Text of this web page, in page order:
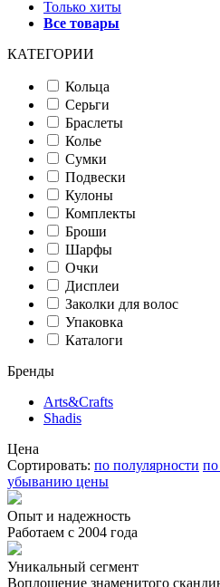
Только хиты
Все товары
КАТЕГОРИИ
Кольца
Серьги
Браслеты
Колье
Сумки
Подвески
Кулоны
Комплекты
Броши
Шарфы
Очки
Дисплеи
Заколки для волос
Упаковка
Каталоги
Бренды
Arts&Crafts
Shadis
Цена
Сортировать: по полулярности
убыванию цены
Опыт и надежность
Работаем с 2004 года
Уникальный сегмент
Воплощение знаменитого